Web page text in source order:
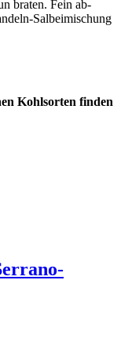
braten. Fein ab­
Salbei­mischung
Kohlsorten finden